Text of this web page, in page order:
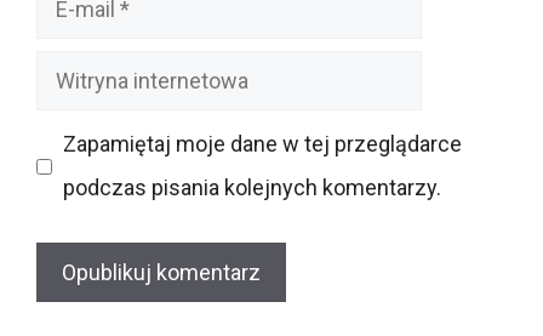
Witryna
Zapamiętaj moje dane w tej przeglądarce
podczas pisania kolejnych komentarzy.